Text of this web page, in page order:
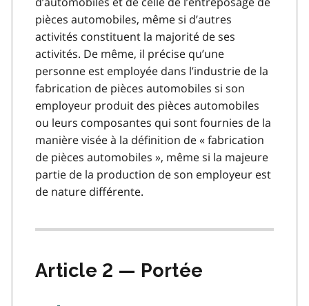
pièces automobiles, même si d’autres
activités constituent la majorité de ses
activités. De même, il précise qu’une
personne est employée dans l’industrie de la
fabrication de pièces automobiles si son
employeur produit des pièces automobiles
ou leurs composantes qui sont fournies de la
manière visée à la définition de « fabrication
de pièces automobiles », même si la majeure
partie de la production de son employeur est
de nature différente.
Article 2 — Portée